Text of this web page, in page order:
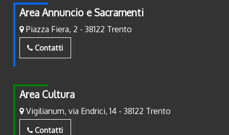
Area Annuncio e Sacramenti
Piazza Fiera, 2 - 38122 Trento
Contatti
Area Cultura
Vigilianum, via Endrici, 14 - 38122 Trento
Contatti